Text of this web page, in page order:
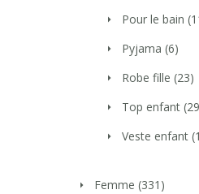
Pour le bain
Pyjama (6)
Robe fille (23)
Top enfant
Veste enfant
Femme (331)